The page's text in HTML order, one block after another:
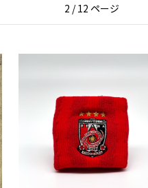
2 / 12 ページ